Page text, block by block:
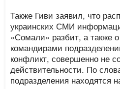
Также Гиви заявил, что
украинских СМИ
«Сомали» разбит, а также
командирами
конфликт, совершенно не
действительности. По
подразделения находятся